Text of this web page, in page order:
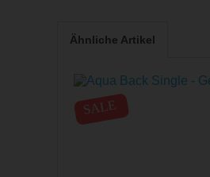
Ähnliche Artikel
SALE